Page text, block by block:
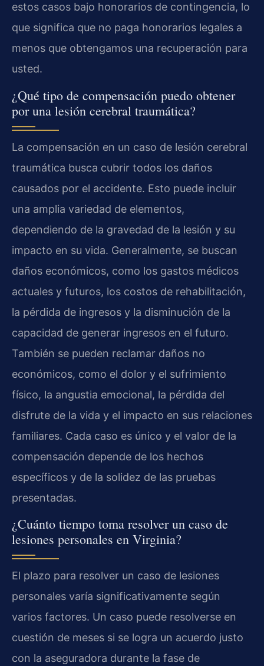
estos casos bajo honorarios de contingencia, lo
que significa que no paga honorarios legales a
menos que obtengamos una recuperación para
usted.
¿Qué tipo de compensación puedo obtener
por una lesión cerebral traumática?
La compensación en un caso de lesión cerebral
traumática busca cubrir todos los daños
causados por el accidente. Esto puede incluir
una amplia variedad de elementos,
dependiendo de la gravedad de la lesión y su
impacto en su vida. Generalmente, se buscan
daños económicos, como los gastos médicos
actuales y futuros, los costos de rehabilitación,
la pérdida de ingresos y la disminución de la
capacidad de generar ingresos en el futuro.
También se pueden reclamar daños no
económicos, como el dolor y el sufrimiento
físico, la angustia emocional, la pérdida del
disfrute de la vida y el impacto en sus relaciones
familiares. Cada caso es único y el valor de la
compensación depende de los hechos
específicos y de la solidez de las pruebas
presentadas.
¿Cuánto tiempo toma resolver un caso de
lesiones personales en Virginia?
El plazo para resolver un caso de lesiones
personales varía significativamente según
varios factores. Un caso puede resolverse en
cuestión de meses si se logra un acuerdo justo
con la aseguradora durante la fase de